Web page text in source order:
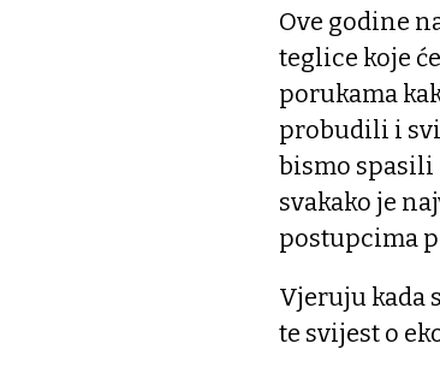
Ove godine
teglice koje
porukama
probudili i
bismo spasili
svakako je
postupcima
Vjeruju kada
te svijest o